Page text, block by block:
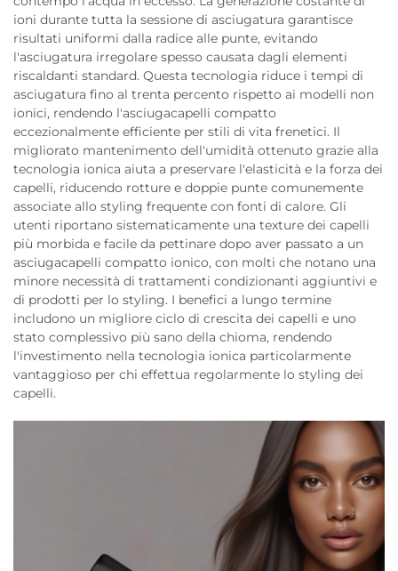
ioni durante tutta la sessione di asciugatura garantisce
risultati uniformi dalla radice alle punte, evitando
l'asciugatura irregolare spesso causata dagli elementi
riscaldanti standard. Questa tecnologia riduce i tempi di
asciugatura fino al trenta percento rispetto ai modelli non
ionici, rendendo l'asciugacapelli compatto
eccezionalmente efficiente per stili di vita frenetici. Il
migliorato mantenimento dell'umidità ottenuto grazie alla
tecnologia ionica aiuta a preservare l'elasticità e la forza dei
capelli, riducendo rotture e doppie punte comunemente
associate allo styling frequente con fonti di calore. Gli
utenti riportano sistematicamente una texture dei capelli
più morbida e facile da pettinare dopo aver passato a un
asciugacapelli compatto ionico, con molti che notano una
minore necessità di trattamenti condizionanti aggiuntivi e
di prodotti per lo styling. I benefici a lungo termine
includono un migliore ciclo di crescita dei capelli e uno
stato complessivo più sano della chioma, rendendo
l'investimento nella tecnologia ionica particolarmente
vantaggioso per chi effettua regolarmente lo styling dei
capelli.